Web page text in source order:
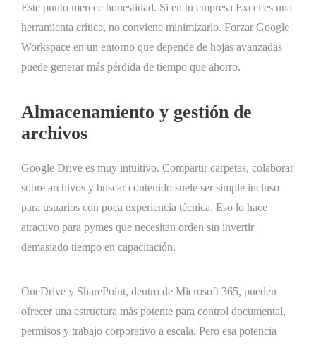
Este punto merece honestidad. Si en tu empresa Excel es una
herramienta crítica, no conviene minimizarlo. Forzar Google
Workspace en un entorno que depende de hojas avanzadas
puede generar más pérdida de tiempo que ahorro.
Almacenamiento y gestión de
archivos
Google Drive es muy intuitivo. Compartir carpetas, colaborar
sobre archivos y buscar contenido suele ser simple incluso
para usuarios con poca experiencia técnica. Eso lo hace
atractivo para pymes que necesitan orden sin invertir
demasiado tiempo en capacitación.
OneDrive y SharePoint, dentro de Microsoft 365, pueden
ofrecer una estructura más potente para control documental,
permisos y trabajo corporativo a escala. Pero esa potencia